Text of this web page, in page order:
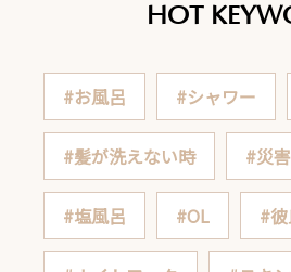
HOT
#お風呂 #シャワー
#髪が洗えない時 #災
#塩風呂 #OL #